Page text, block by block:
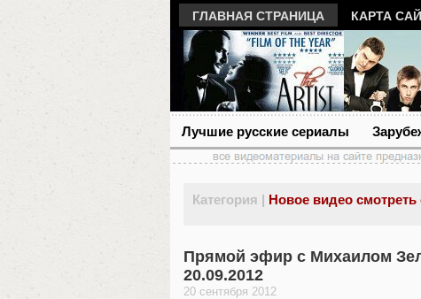
ГЛАВНАЯ СТРАНИЦА КАРТА
Лучшие русские сериалы
Категория | Новое видео смотреть
Прямой эфир с Михаилом
20.09.2012
20 сентября 2012